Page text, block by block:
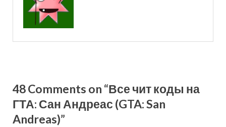
48 Comments on “Все чит коды на
ГТА: Сан Андреас (GTA: San
Andreas)”